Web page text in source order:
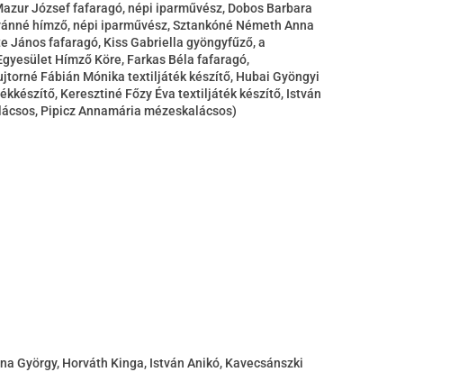
József fafaragó, népi iparművész, Dobos Barbara
hímző, népi iparművész, Sztankóné Németh Anna
János fafaragó, Kiss Gabriella gyöngyfűző, a
Hímző Köre, Farkas Béla fafaragó,
Fábián Mónika textiljáték készítő, Hubai Gyöngyi
Keresztiné Főzy Éva textiljáték készítő, István
Pipicz Annamária mézeskalácsos)
György, Horváth Kinga, István Anikó, Kavecsánszki